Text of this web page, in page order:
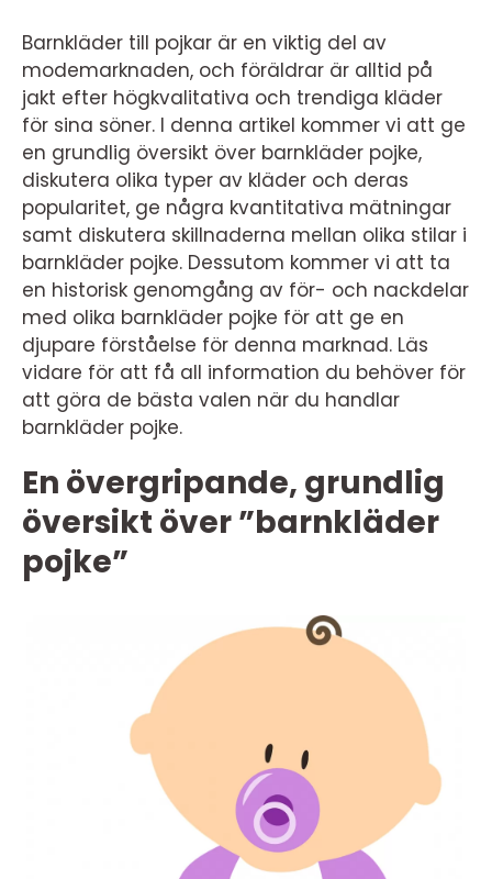
Barnkläder till pojkar är en viktig del av
modemarknaden, och föräldrar är alltid på
jakt efter högkvalitativa och trendiga kläder
för sina söner. I denna artikel kommer vi att ge
en grundlig översikt över barnkläder pojke,
diskutera olika typer av kläder och deras
popularitet, ge några kvantitativa mätningar
samt diskutera skillnaderna mellan olika stilar i
barnkläder pojke. Dessutom kommer vi att ta
en historisk genomgång av för- och nackdelar
med olika barnkläder pojke för att ge en
djupare förståelse för denna marknad. Läs
vidare för att få all information du behöver för
att göra de bästa valen när du handlar
barnkläder pojke.
En övergripande, grundlig
översikt över ”barnkläder
pojke”